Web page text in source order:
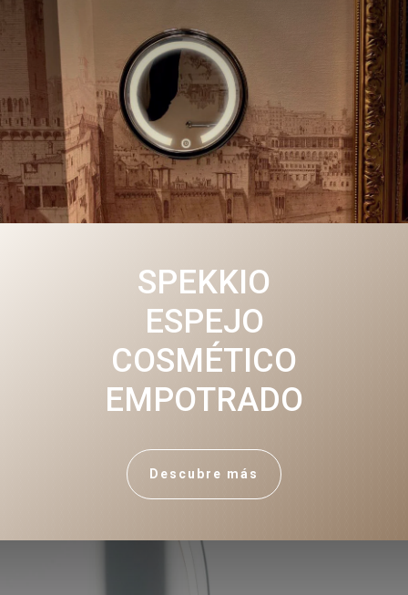
SPEKKIO
ESPEJO
COSMÉTICO
EMPOTRADO
Descubre más
Spekkio